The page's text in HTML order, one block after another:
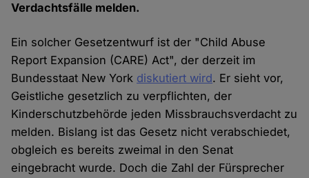
Verdachtsfälle melden.
Ein solcher Gesetzentwurf ist der "Child Abuse
Report Expansion (CARE) Act", der derzeit im
Bundesstaat New York diskutiert wird. Er sieht vor,
Geistliche gesetzlich zu verpflichten, der
Kinderschutzbehörde jeden Missbrauchsverdacht zu
melden. Bislang ist das Gesetz nicht verabschiedet,
obgleich es bereits zweimal in den Senat
eingebracht wurde. Doch die Zahl der Fürsprecher